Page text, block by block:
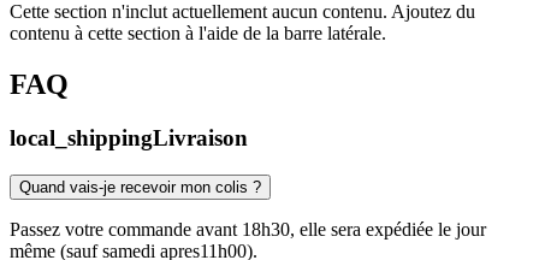
Cette section n'inclut actuellement aucun contenu. Ajoutez du
contenu à cette section à l'aide de la barre latérale.
FAQ
local_shippingLivraison
Quand vais-je recevoir mon colis ?
Passez votre commande avant 18h30, elle sera expédiée le jour
même (sauf samedi apres11h00).